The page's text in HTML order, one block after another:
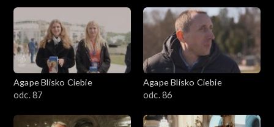
Agape Blisko Ciebie
odc. 87
Agape Blisko Ciebie
odc. 86